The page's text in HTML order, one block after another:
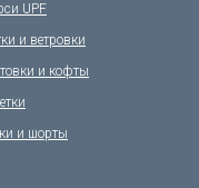
UPF
и ветровки
и кофты
и шорты